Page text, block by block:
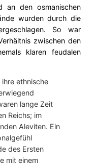
an den osmanischen
wurden durch die
So war
zwischen den
klaren feudalen
ethnische
lange Zeit
Reichs; im
Aleviten. Ein
des Ersten
mit einem